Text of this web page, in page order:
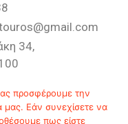
34,
προσφέρουμε την
μας. Εάν συνεχίσετε να
πως είστε